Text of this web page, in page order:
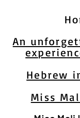
An
Hebrew
Miss